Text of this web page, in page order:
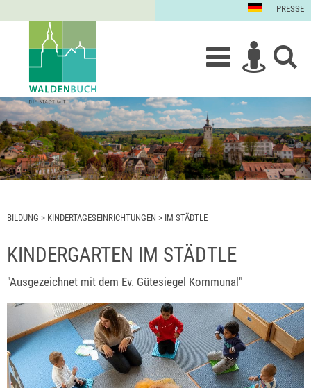
PRESSE
BILDUNG > KINDERTAGESEINRICHTUNGEN > IM STÄDTLE
KINDERGARTEN IM STÄDTLE
"Ausgezeichnet mit dem Ev. Gütesiegel Kommunal"